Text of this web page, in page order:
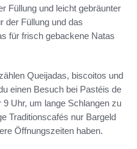
Füllung und leicht gebräunter
der Füllung und das
für frisch gebackene Natas
Queijadas, biscoitos und
einen Besuch bei Pastéis de
Uhr, um lange Schlangen zu
Traditionscafés nur Bargeld
Öffnungszeiten haben.